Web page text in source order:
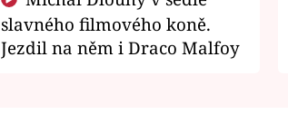
slavného filmového koně.
Jezdil na něm i Draco Malfoy